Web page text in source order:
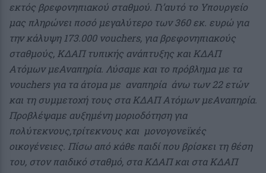
εκτός βρεφονηπιακού σταθμού. Γι’αυτό το Υπουργείο
μας πληρώνει ποσό μεγαλύτερο των 360 εκ. ευρώ για
την κάλυψη 173.000 vouchers, για βρεφονηπιακούς
σταθμούς, ΚΔΑΠ τυπικής ανάπτυξης και ΚΔΑΠ
Ατόμων μεΑναπηρία. Λύσαμε και το πρόβλημα με τα
vouchers για τα άτομα με αναπηρία άνω των 22 ετών
και τη συμμετοχή τους στα ΚΔΑΠ Ατόμων μεΑναπηρία.
Προβλέψαμε αυξημένη μοριοδότηση για
πολύτεκνους,τρίτεκνους και μονογονεϊκές
οικογένειες. Πίσω από κάθε παιδί που βρίσκει τη θέση
του, στον παιδικό σταθμό, στα ΚΔΑΠ και στα ΚΔΑΠ